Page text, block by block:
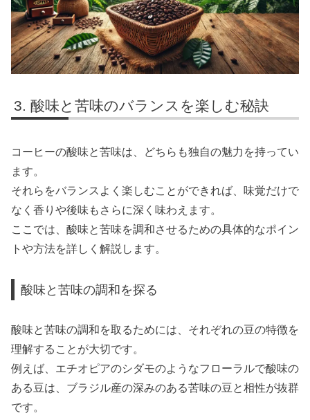
酸味と苦味のバランスを楽しむ秘訣
コーヒーの酸味と苦味は、どちらも独自の魅力を持ってい
ます。
それらをバランスよく楽しむことができれば、味覚だけで
なく香りや後味もさらに深く味わえます。
ここでは、酸味と苦味を調和させるための具体的なポイン
トや方法を詳しく解説します。
酸味と苦味の調和を探る
酸味と苦味の調和を取るためには、それぞれの豆の特徴を
理解することが大切です。
例えば、エチオピアのシダモのようなフローラルで酸味の
ある豆は、ブラジル産の深みのある苦味の豆と相性が抜群
です。